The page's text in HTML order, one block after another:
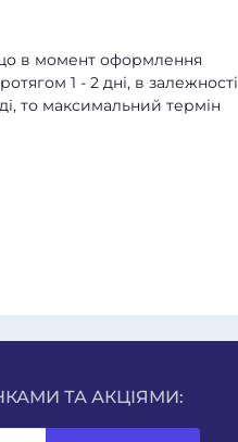
в момент оформлення
1 - 2 дні, в залежності
то максимальний термін
ТА АКЦІЯМИ: